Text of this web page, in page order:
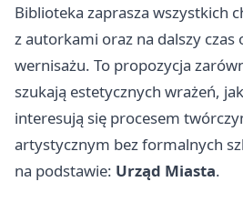
Biblioteka zaprasza wszystkich
z autorkami oraz na dalszy
wernisażu. To propozycja
szukają estetycznych wrażeń,
interesują się procesem
artystycznym bez formalnych
na podstawie: Urząd Miasta.